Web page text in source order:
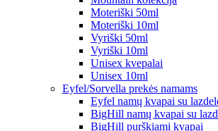
Moteriški 50ml
Moteriški 10ml
Vyriški 50ml
Vyriški 10ml
Unisex kvepalai
Unisex 10ml
Eyfel/Sorvella prekės namams
Eyfel namų kvapai su
BigHill namų kvapai su
BigHill purškiami kvapai